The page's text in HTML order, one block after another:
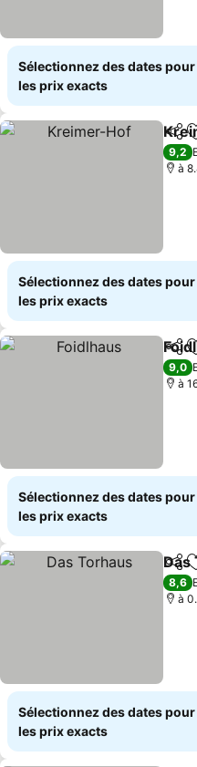
Sélectionnez des dates
les prix exacts
9,2
à
Sélectionnez des dates
les prix exacts
9,0
à
Sélectionnez des dates
les prix exacts
Das
8,6
à
Sélectionnez des dates
les prix exacts